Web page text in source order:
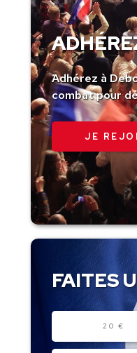
Adhérez à
combat pour
JE
FAITES
20 €